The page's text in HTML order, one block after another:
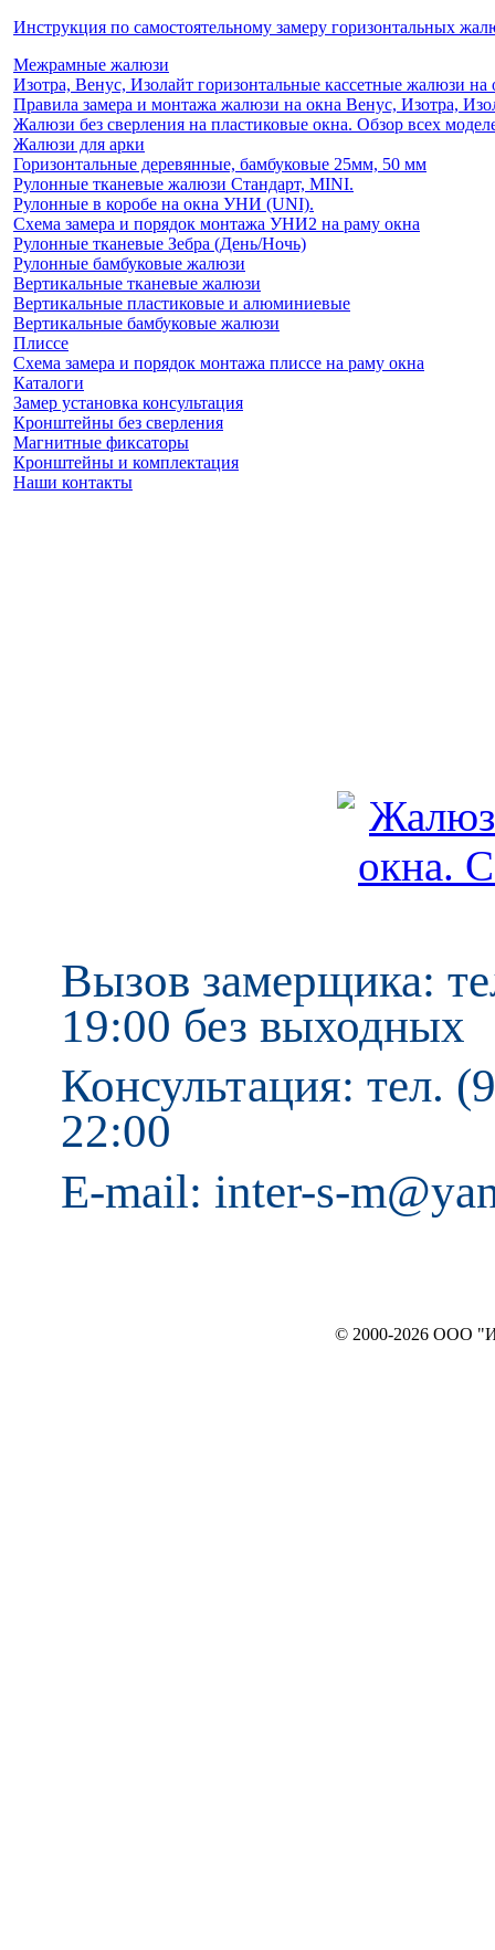
Инструкция по самостоятельному замеру горизонтальных
Межрамные жалюзи
Изотра, Венус, Изолайт горизонтальные кассетные жалюзи на
Правила замера и монтажа жалюзи на окна Венус, Изотра,
Жалюзи без сверления на пластиковые окна. Обзор всех
Жалюзи для арки
Горизонтальные деревянные, бамбуковые 25мм, 50 мм
Рулонные тканевые жалюзи Стандарт, MINI.
Рулонные в коробе на окна УНИ (UNI).
Схема замера и порядок монтажа УНИ2 на раму окна
Рулонные тканевые Зебра (День/Ночь)
Рулонные бамбуковые жалюзи
Вертикальные тканевые жалюзи
Вертикальные пластиковые и алюминиевые
Вертикальные бамбуковые жалюзи
Плиссе
Схема замера и порядок монтажа плиссе на раму окна
Каталоги
Замер установка консультация
Кронштейны без сверления
Магнитные фиксаторы
Кронштейны и комплектация
Наши контакты
Вызов замерщика:
19:00 без выходных
Консультация: тел.
22:00
E-mail: inter-s-
© 2000-2026 ООО "ИНТЕРЬЕР`c"